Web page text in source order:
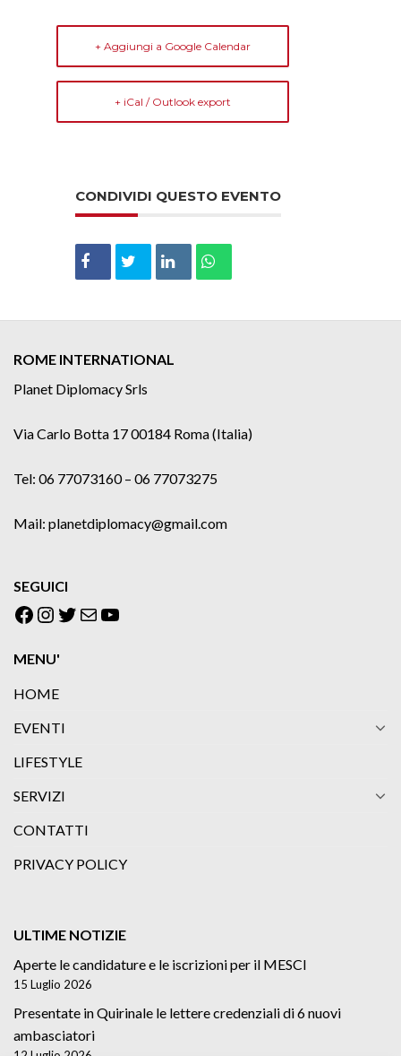
+ Aggiungi a Google Calendar
+ iCal / Outlook export
CONDIVIDI QUESTO EVENTO
ROME INTERNATIONAL
Planet Diplomacy Srls
Via Carlo Botta 17 00184 Roma (Italia)
Tel: 06 77073160 – 06 77073275
Mail: planetdiplomacy@gmail.com
SEGUICI
Facebook
Instagram
Twitter
EmailYouTube
MENU'
HOME
EVENTI
LIFESTYLE
SERVIZI
CONTATTI
PRIVACY POLICY
ULTIME NOTIZIE
Aperte le candidature e le iscrizioni per il MESCI
15 Luglio 2026
Presentate in Quirinale le lettere credenziali di 6 nuovi
ambasciatori